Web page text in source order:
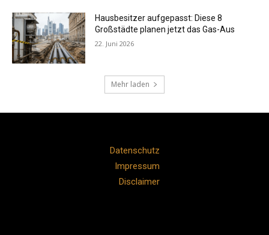
Hausbesitzer aufgepasst: Diese 8
Großstädte planen jetzt das Gas-Aus
22. Juni 2026
Mehr laden
Datenschutz
Impressum
Disclaimer